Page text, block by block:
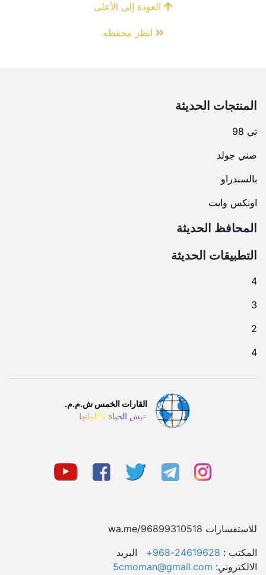
المنتجات الحديثة
تي 98
صني جولد
بالسندراو
اونكس وايت
المحافظ الحديثة
التطبيقات الحديثة
4
3
2
4
القارات الخمس ش.م.م.
عيش الحياة بالالوانها
للاستفسارات wa.me/96899310518
المکتب : 24619628-968+
البريد
الالكتروني: 5cmoman@gmail.com